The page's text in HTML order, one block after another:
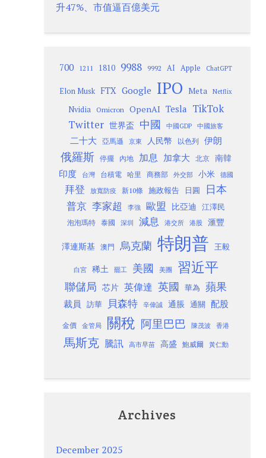
升47%、市值逼百億美元
700 1211 1810 9988 9992 AI Apple ChatGPT
Elon Musk FTX Google IPO Meta Netflix
Nvidia Omicron OpenAI Tesla TikTok
Twitter 世界盃 中國 中國GDP 中國旅客
二十大 亞馬遜 京東 人民幣 以色列 伊朗
俄羅斯 停擺 內地 加息 加拿大 北京
南韓
印度
台灣 台積電 哈里 商務部 外交部 小米 德國
拜登 放寬防疫 新10條 施政報告 日圓 日本
普京 李家超 李強 歐盟 比亞迪 江澤民
泡泡瑪特 泰國 深圳 減息 港交所 港股 滙豐
澤連斯基 澳門 烏克蘭 特朗普 王毅
白宮 稀土 罷工 美國 美團 習近平
聯儲局 芯片 英偉達 英國 華為 蘋果
裁員 訪華 貝森特 辛偉誠 通脹 通關 配股
金價 金管局 關稅 阿里巴巴 陳茂波 香港
馬斯克 騰訊 高市早苗 高盛 鮑威爾 黃仁勳
Archives
December 2025